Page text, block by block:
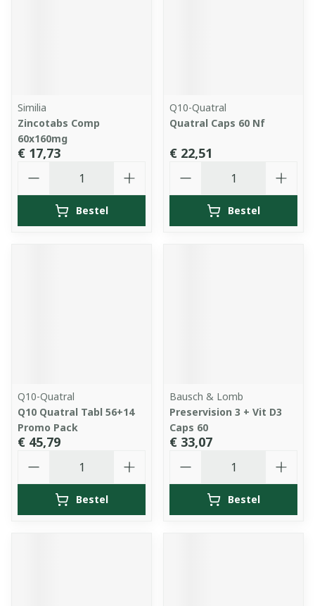
Similia
Zincotabs Comp
60x160mg
€ 17,73
Bestel
Q10-Quatral
Quatral Caps 60 Nf
€ 22,51
Bestel
Q10-Quatral
Q10 Quatral Tabl 56+14
Promo Pack
€ 45,79
Bestel
Bausch & Lomb
Preservision 3 + Vit D3
Caps 60
€ 33,07
Bestel